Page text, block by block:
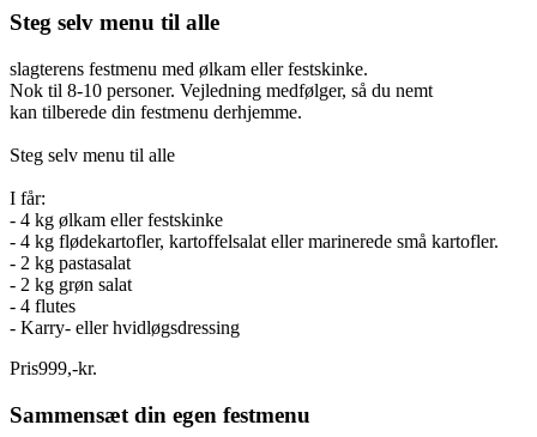
Steg selv menu til alle
slagterens festmenu med ølkam eller festskinke.
Nok til 8-10 personer. Vejledning medfølger, så du nemt
kan tilberede din festmenu derhjemme.
Steg selv menu til alle
I får:
- 4 kg ølkam eller festskinke
- 4 kg flødekartofler, kartoffelsalat eller marinerede små kartofler.
- 2 kg pastasalat
- 2 kg grøn salat
- 4 flutes
- Karry- eller hvidløgsdressing
Pris999,-kr.
Sammensæt din egen festmenu